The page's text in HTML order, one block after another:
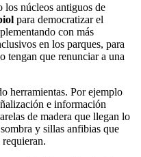
núcleos antiguos de
para democratizar el
con más
en los parques, para
tengan que renunciar a una
herramientas. Por ejemplo
e información
de madera que llegan lo
y sillas anfibias que
requieran.